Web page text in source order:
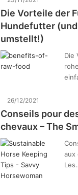
Die Vorteile der
Hundefutter
umstellt!)
Die
26/12/2021
Conseils pour
chevaux – The
aux